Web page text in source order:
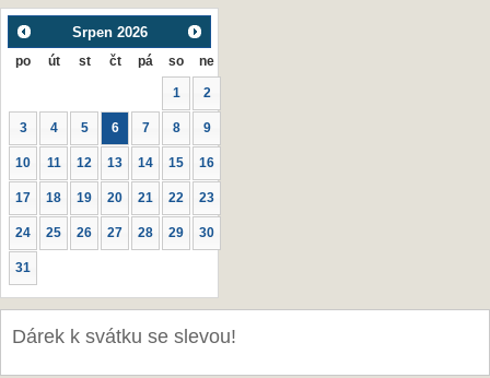
Srpen 2026
po út st čt pá so ne
1 2
3 4 5 6 7 8 9
10 11 12 13 14 15 16
17 18 19 20 21 22 23
24 25 26 27 28 29 30
31
Dárek k svátku se slevou!